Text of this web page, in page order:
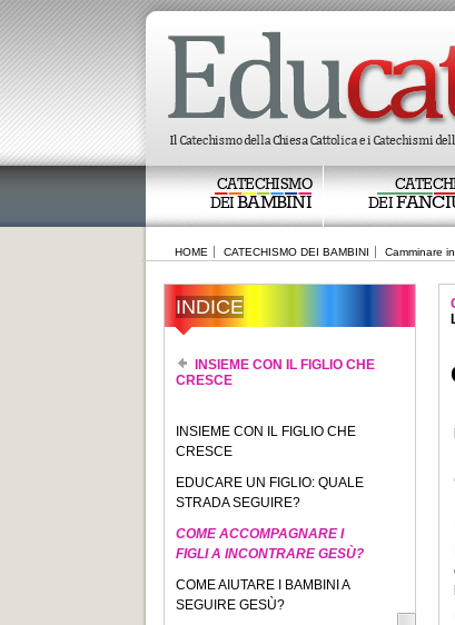
CATECHISMO
DEIBAMBINI
DEI
HOME CATECHISMO DEI BAMBINI Camminare
INDICE
INSIEME CON IL FIGLIO CHE
CRESCE
INSIEME CON IL FIGLIO CHE
CRESCE
EDUCARE UN FIGLIO: QUALE
STRADA SEGUIRE?
COME ACCOMPAGNARE I
FIGLI A INCONTRARE GESÙ?
COME AIUTARE I BAMBINI A
SEGUIRE GESÙ?